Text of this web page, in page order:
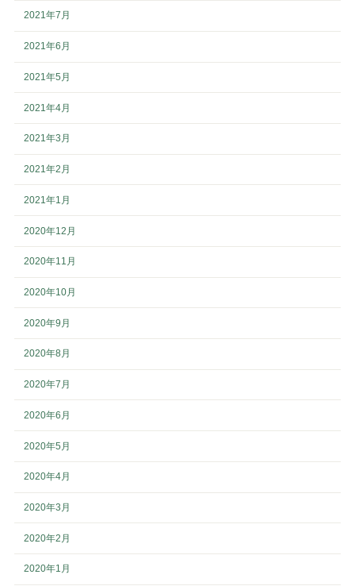
2021年7月
2021年6月
2021年5月
2021年4月
2021年3月
2021年2月
2021年1月
2020年12月
2020年11月
2020年10月
2020年9月
2020年8月
2020年7月
2020年6月
2020年5月
2020年4月
2020年3月
2020年2月
2020年1月